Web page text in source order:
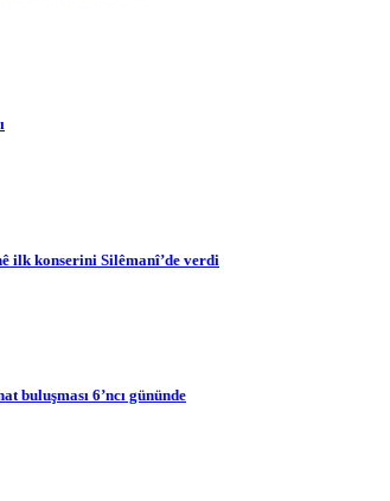
ilk konserini Silêmanî’de verdi
buluşması 6’ncı gününde